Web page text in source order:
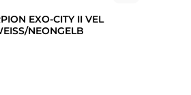
EXO-CITY II VEL
NEONGELB